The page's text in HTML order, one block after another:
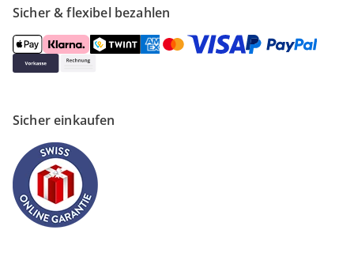
Sicher & flexibel bezahlen
Sicher einkaufen